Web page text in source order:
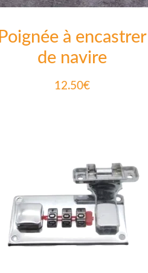
Poignée à encastrer
de navire
12.50€